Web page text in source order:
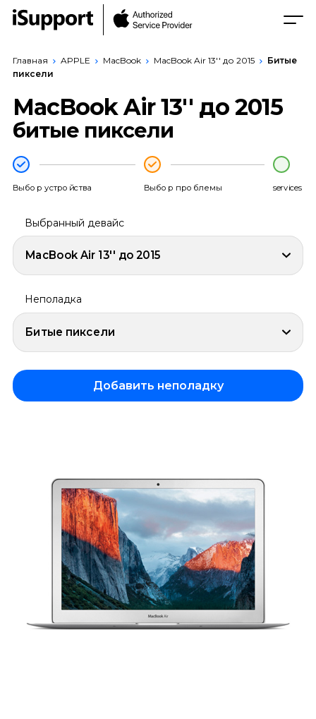
Главная APPLE MacBook MacBook Air 13'' до 2015
Битые
пиксели
MacBook Air 13'' до 2015
битые пиксели
Выбор устройства Выбор проблемы services
Выбранный девайс
MacBook Air 13'' до 2015
Неполадка
Битые пиксели
Добавить неполадку